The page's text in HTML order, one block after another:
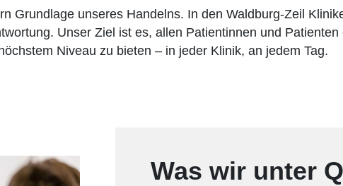
Grundlage unseres Handelns. In den Waldburg-Zeil
Unser Ziel ist es, allen Patientinnen und Patienten
Niveau zu bieten – in jeder Klinik, an jedem Tag.
Was wir unter